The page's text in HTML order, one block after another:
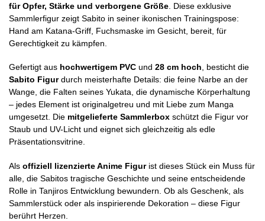
für Opfer, Stärke und verborgene Größe . Diese exklusive
Sammlerfigur zeigt Sabito in seiner ikonischen Trainingspose:
Hand am Katana-Griff, Fuchsmaske im Gesicht, bereit, für
Gerechtigkeit zu kämpfen.
Gefertigt aus hochwertigem PVC und 28 cm hoch , besticht die
Sabito Figurdurch meisterhafte Details: die feine Narbe an der
Wange, die Falten seines Yukata, die dynamische Körperhaltung
– jedes Element ist originalgetreu und mit Liebe zum Manga
umgesetzt. Die mitgelieferte Sammlerbox schützt die Figur vor
Staub und UV-Licht und eignet sich gleichzeitig als edle
Präsentationsvitrine.
Als offiziell lizenzierte Anime Figurist dieses Stück ein Muss für
alle, die Sabitos tragische Geschichte und seine entscheidende
Rolle in Tanjiros Entwicklung bewundern. Ob als Geschenk, als
Sammlerstück oder als inspirierende Dekoration – diese Figur
berührt Herzen.